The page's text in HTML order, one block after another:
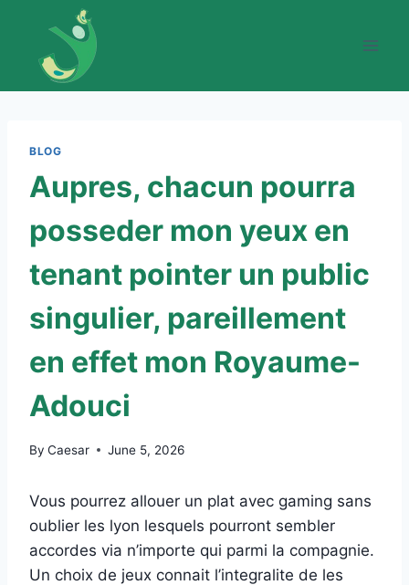
content
BLOG
Aupres, chacun pourra
posseder mon yeux en
tenant pointer un public
singulier, pareillement
en effet mon Royaume-
Adouci
By Caesar June 5, 2026
Vous pourrez allouer un plat avec gaming sans
oublier les lyon lesquels pourront sembler
accordes via n’importe qui parmi la compagnie.
Un choix de jeux connait l’integralite de les